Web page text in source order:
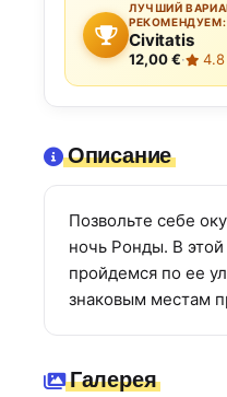
ЛУЧШИЙ
РЕКОМЕНДУЕМ:
Civitatis
12,00 €· 4.8
Описание
Позвольте себе
ночь Ронды. В
пройдемся по ее
знаковым местам
Галерея